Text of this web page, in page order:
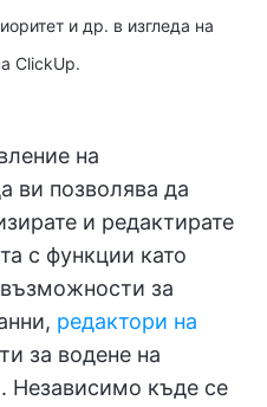
и др. в изгледа на
ClickUp.
на
ви позволява да
и редактирате
с функции като
за
редактори на
за водене на
Независимо къде се